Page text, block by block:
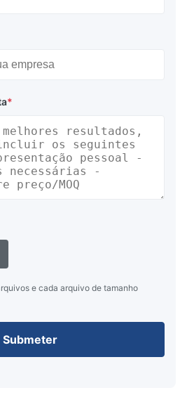
*
e cada arquivo de tamanho
Submeter